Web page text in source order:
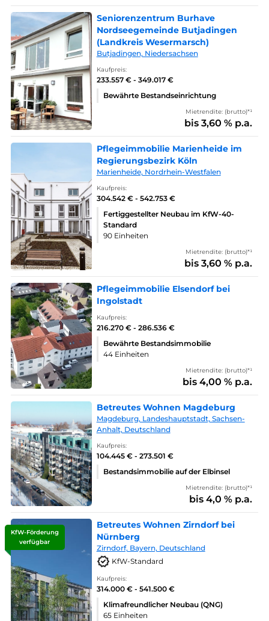
Seniorenzentrum Burhave
Nordseegemeinde Butjadingen
(Landkreis Wesermarsch)
Butjadingen, Niedersachsen
Kaufpreis:
233.557 € - 349.017 €
Bewährte Bestandseinrichtung
Mietrendite: (brutto)*¹
bis 3,60 % p.a.
Pflegeimmobilie Marienheide im
Regierungsbezirk Köln
Marienheide, Nordrhein-Westfalen
Kaufpreis:
304.542 € - 542.753 €
Fertiggestellter Neubau im KfW-40-
Standard
90 Einheiten
Mietrendite: (brutto)*¹
bis 3,60 % p.a.
Pflegeimmobilie Elsendorf bei
Ingolstadt
Kaufpreis:
216.270 € - 286.536 €
Bewährte Bestandsimmobilie
44 Einheiten
Mietrendite: (brutto)*¹
bis 4,00 % p.a.
Betreutes Wohnen Magdeburg
Magdeburg, Landeshauptstadt, Sachsen-
Anhalt, Deutschland
Kaufpreis:
104.445 € - 273.501 €
Bestandsimmobilie auf der Elbinsel
Mietrendite: (brutto)*¹
bis 4,0 % p.a.
KfW-Förderung
verfügbar
Betreutes Wohnen Zirndorf bei
Nürnberg
Zirndorf, Bayern, Deutschland
KfW-Standard
Kaufpreis:
314.000 € - 541.500 €
Klimafreundlicher Neubau (QNG)
65 Einheiten